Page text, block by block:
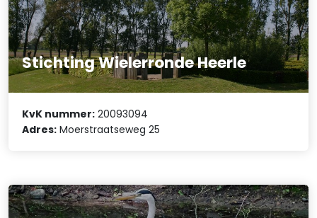
Stichting Wielerronde Heerle
KvK nummer: 20093094
Adres: Moerstraatseweg 25